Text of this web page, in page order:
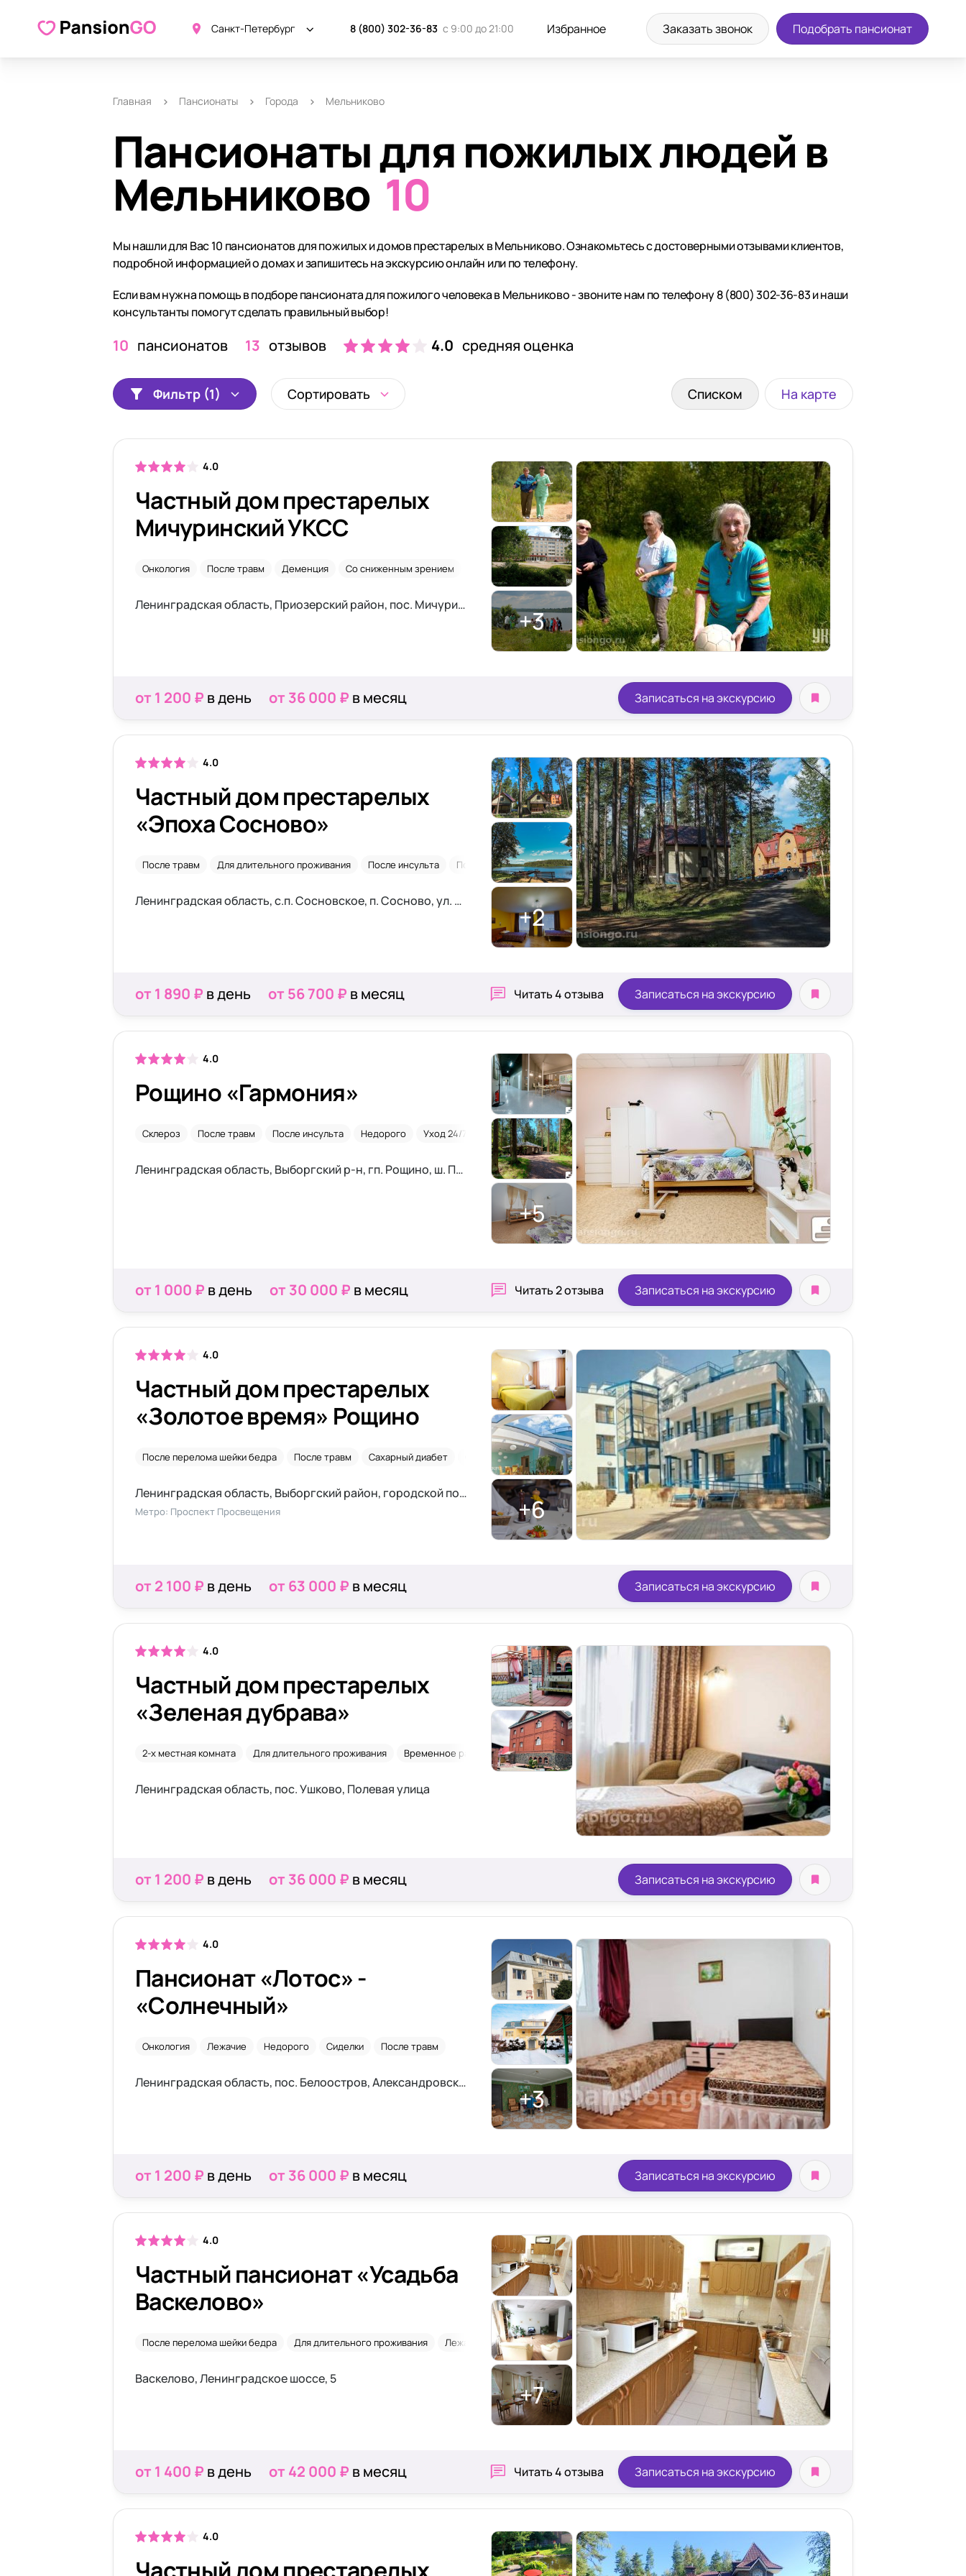
Санкт-Петербург 8 (800) 302-36-83 с 9:00 до 21:00 Избранное Заказать звонок Подобрать пансионат
Главная Пансионаты Города Мельниково
Пансионаты для пожилых людей в
Мельниково 10
Мы нашли для Вас 10 пансионатов для пожилых и домов престарелых в Мельниково. Ознакомьтесь с достоверными отзывами клиентов,
подробной информацией о домах и запишитесь на экскурсию онлайн или по телефону.
Если вам нужна помощь в подборе пансионата для пожилого человека в Мельниково - звоните нам по телефону 8 (800) 302-36-83 и наши
консультанты помогут сделать правильный выбор!
10 пансионатов 13 отзывов 4.0 средняя оценка
Фильтр (1) Сортировать Списком На карте
4.0
Частный дом престарелых
Мичуринский УКСС
Онкология После травм Деменция Со сниженным зрением 2-х местная комната
Ленинградская область, Приозерский район, пос. Мичуринское, пер. Озерный, д. 1а
+3
от 1 200 ₽ в день от 36 000 ₽ в месяц Записаться на экскурсию
4.0
Частный дом престарелых
«Эпоха Сосново»
После травм Для длительного проживания После инсульта По гос программе Сиделки
Ленинградская область, с.п. Сосновское, п. Сосново, ул. Дорожная, д.27
+2
от 1 890 ₽ в день от 56 700 ₽ в месяц Читать4 отзыва Записаться на экскурсию
4.0
Рощино «Гармония»
Склероз После травм После инсульта Недорого Уход 24/7
Ленинградская область, Выборгский р-н, гп. Рощино, ш. Первомайское, д. 15, (корп.14, корп. 17, корп.18)
+5
от 1 000 ₽ в день от 30 000 ₽ в месяц Читать2 отзыва Записаться на экскурсию
4.0
Частный дом престарелых
«Золотое время» Рощино
После перелома шейки бедра После травм Сахарный диабет Склероз Психические расстройства
Ленинградская область, Выборгский район, городской посёлок Рощино, Безымянный переулок, 2
Метро: Проспект Просвещения +6
от 2 100 ₽ в день от 63 000 ₽ в месяц Записаться на экскурсию
4.0
Частный дом престарелых
«Зеленая дубрава»
2-х местная комната Для длительного проживания Временное размещение Сиделки После инсульта
Ленинградская область, пос. Ушково, Полевая улица
от 1 200 ₽ в день от 36 000 ₽ в месяц Записаться на экскурсию
4.0
Пансионат «Лотос» -
«Солнечный»
Онкология Лежачие Недорого Сиделки После травм
Ленинградская область, пос. Белоостров, Александровское шоссе, д. 152/23
+3
от 1 200 ₽ в день от 36 000 ₽ в месяц Записаться на экскурсию
4.0
Частный пансионат «Усадьба
Васкелово»
После перелома шейки бедра Для длительного проживания Лежачие Уход 24/7 2-х местная комната
Васкелово, Ленинградское шоссе, 5
+7
от 1 400 ₽ в день от 42 000 ₽ в месяц Читать4 отзыва Записаться на экскурсию
4.0